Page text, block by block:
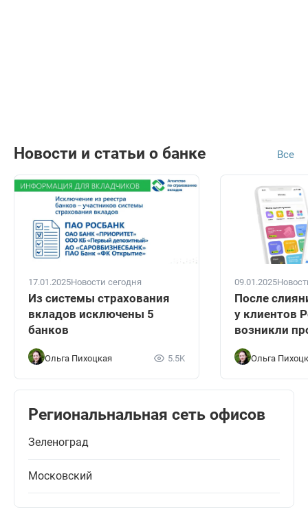
Новости и статьи о банке Все
17.01.2025Новости сегодня
Из системы страхования
вкладов исключены 5
банков
Ольга Пихоцкая 5.5K
09.01.2025
После
у клиентов
возникли
Ольга
Региональнальная сеть офисов
Зеленоград
Московский